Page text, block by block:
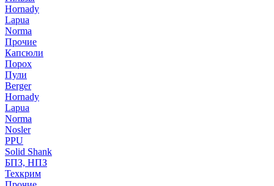
Hornady
Lapua
Norma
Прочие
Капсюли
Порох
Пули
Berger
Hornady
Lapua
Norma
Nosler
PPU
Solid Shank
БПЗ, НПЗ
Техкрим